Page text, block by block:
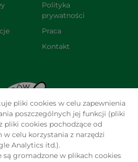
Polityka
prywatności
Praca
Kontakt
pliki cookies w celu zapewnienia
poszczególnych jej funkcji (pliki
pliki cookies pochodzące od
celu korzystania z narzędzi
Analytics itd.).
gromadzone w plikach cookies